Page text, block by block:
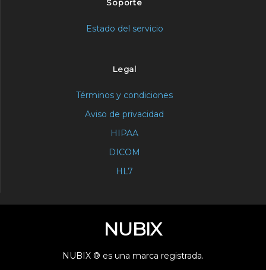
Soporte
Estado del servicio
Legal
Términos y condiciones
Aviso de privacidad
HIPAA
DICOM
HL7
NUBIX
NUBIX ® es una marca registrada.